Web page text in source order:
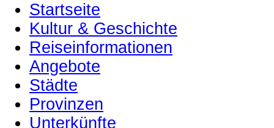
Startseite
Kultur & Geschichte
Reiseinformationen
Angebote
Städte
Provinzen
Unterkünfte